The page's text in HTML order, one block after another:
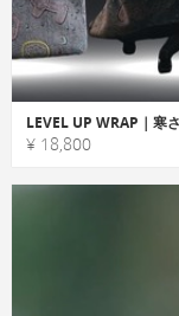
¥ 18,800